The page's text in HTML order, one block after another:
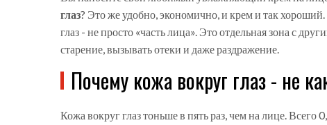
глаз? Это же удобно, экономично, и крем и так хороший.
глаз - не просто «часть лица». Это отдельная зона с
старение, вызывать отеки и даже раздражение.
Почему кожа вокруг глаз - не
Кожа вокруг глаз тоньше в пять раз, чем на лице.